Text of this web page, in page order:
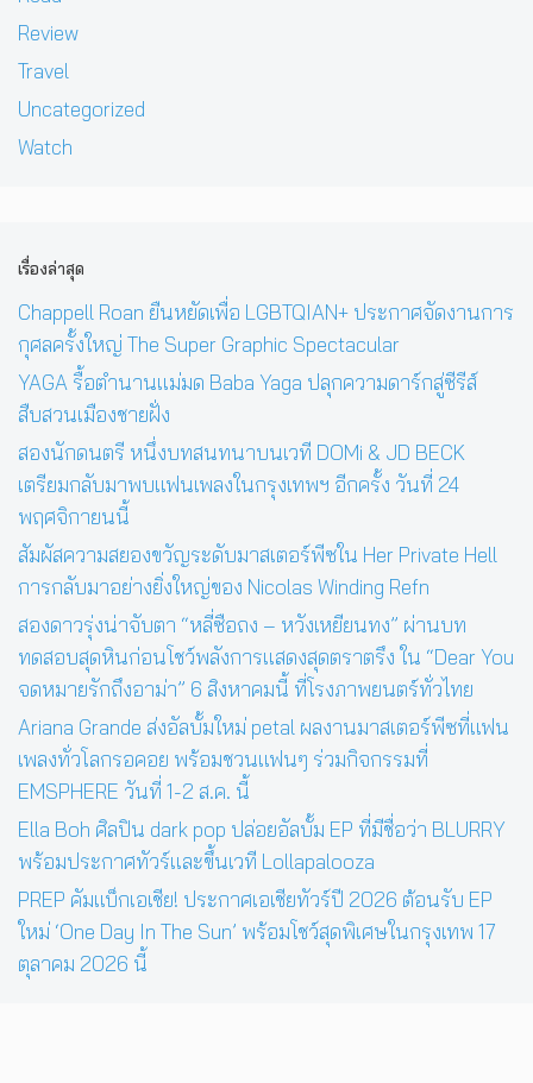
Review
Travel
Uncategorized
Watch
เรื่องล่าสุด
Chappell Roan ยืนหยัดเพื่อ LGBTQIAN+ ประกาศจัดงานการ
กุศลครั้งใหญ่ The Super Graphic Spectacular
YAGA รื้อตำนานแม่มด Baba Yaga ปลุกความดาร์กสู่ซีรีส์
สืบสวนเมืองชายฝั่ง
สองนักดนตรี หนึ่งบทสนทนาบนเวที DOMi & JD BECK
เตรียมกลับมาพบแฟนเพลงในกรุงเทพฯ อีกครั้ง วันที่ 24
พฤศจิกายนนี้
สัมผัสความสยองขวัญระดับมาสเตอร์พีซใน Her Private Hell
การกลับมาอย่างยิ่งใหญ่ของ Nicolas Winding Refn
สองดาวรุ่งน่าจับตา “หลี่ซือถง – หวังเหยียนทง” ผ่านบท
ทดสอบสุดหินก่อนโชว์พลังการแสดงสุดตราตรึง ใน “Dear You
จดหมายรักถึงอาม่า” 6 สิงหาคมนี้ ที่โรงภาพยนตร์ทั่วไทย
Ariana Grande ส่งอัลบั้มใหม่ petal ผลงานมาสเตอร์พีซที่แฟน
เพลงทั่วโลกรอคอย พร้อมชวนแฟนๆ ร่วมกิจกรรมที่
EMSPHERE วันที่ 1-2 ส.ค. นี้
Ella Boh ศิลปิน dark pop ปล่อยอัลบั้ม EP ที่มีชื่อว่า BLURRY
พร้อมประกาศทัวร์และขึ้นเวที Lollapalooza
PREP คัมแบ็กเอเชีย! ประกาศเอเชียทัวร์ปี 2026 ต้อนรับ EP
ใหม่ ‘One Day In The Sun’ พร้อมโชว์สุดพิเศษในกรุงเทพ 17
ตุลาคม 2026 นี้